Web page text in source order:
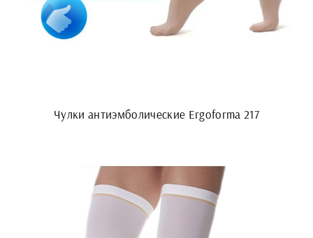
Чулки антиэмболические Ergoforma 217